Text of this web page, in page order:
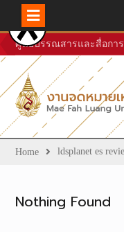
Skip
to
content
ศูนย์บรรณสารและสื่อกา
Home ldsplanet es
Nothing Found